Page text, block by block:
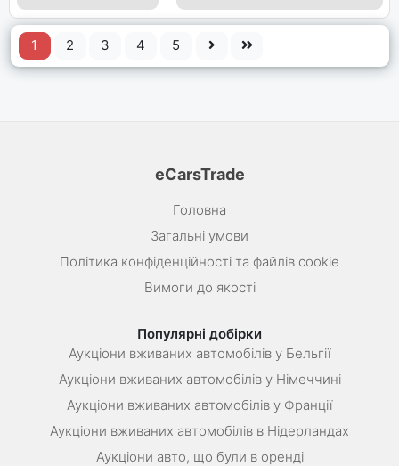
1 2 3 4 5
eCarsTrade
Головна
Загальні умови
Політика конфіденційності та файлів cookie
Вимоги до якості
Популярні добірки
Аукціони вживаних автомобілів у Бельгії
Аукціони вживаних автомобілів у Німеччині
Аукціони вживаних автомобілів у Франції
Аукціони вживаних автомобілів в Нідерландах
Аукціони авто, що були в оренді